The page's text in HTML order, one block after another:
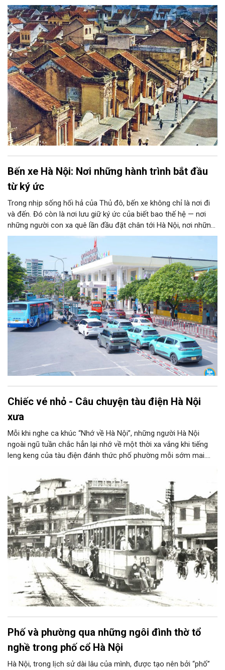
lần trong suốt 25 năm đầu đời của mình (1954-1979), tôi bỗng
ngỡ ngàng như lạc vào một miền xa lạ.
Bến xe Hà Nội: Nơi những hành trình bắt đầu
từ ký ức
Trong nhịp sống hối hả của Thủ đô, bến xe không chỉ là nơi đi
và đến. Đó còn là nơi lưu giữ ký ức của biết bao thế hệ — nơi
những người con xa quê lần đầu đặt chân tới Hà Nội, nơi những
chuyến xe chở theo ước mơ, hy vọng và cả những nỗi niềm rất
Chiếc vé nhỏ - Câu chuyện tàu điện Hà Nội
xưa
Mỗi khi nghe ca khúc “Nhớ về Hà Nội”, những người Hà Nội
ngoài ngũ tuần chắc hẳn lại nhớ về một thời xa vắng khi tiếng
leng keng của tàu điện đánh thức phố phường mỗi sớm mai.
chở biết bao thế hệ người Hà Nội. Ít ai nghĩ câu chuyện về
những chuyến tàu ấy lại bắt đầu từ một thứ nhỏ bé: chiếc vé.
Phố và phường qua những ngôi đình thờ tổ
nghề trong phố cổ Hà Nội
Hà Nội, trong lịch sử dài lâu của mình, được tạo nên bởi “phố”